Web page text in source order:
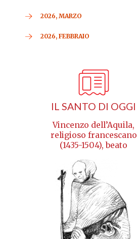
2026, MARZO
2026, FEBBRAIO
IL SANTO DI OGGI
Vincenzo dell’Aquila,
religioso francescano
(1435-1504), beato